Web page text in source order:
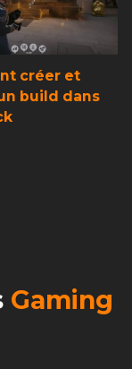
créer et
build dans
Gaming